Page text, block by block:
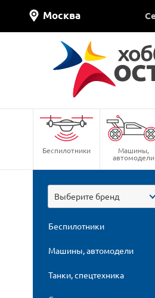
Москва
Беспилотники Машины,
автомодели
Выберите бренд
Беспилотники
Машины, автомодели
Танки, спецтехника